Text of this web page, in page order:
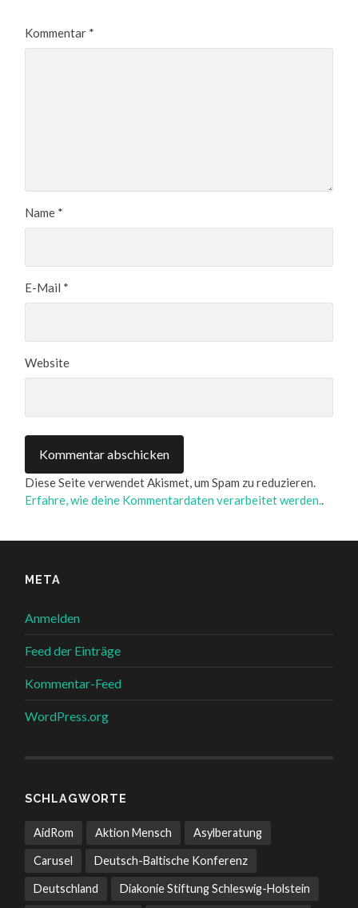
Kommentar *
Name *
E-Mail *
Website
Diese Seite verwendet Akismet, um Spam zu reduzieren.
Erfahre, wie deine Kommentardaten verarbeitet werden..
META
Anmelden
Feed der Einträge
Kommentar-Feed
WordPress.org
SCHLAGWORTE
AidRom Aktion Mensch Asylberatung
Carusel Deutsch-Baltische Konferenz
Deutschland Diakonie Stiftung Schleswig-Holstein